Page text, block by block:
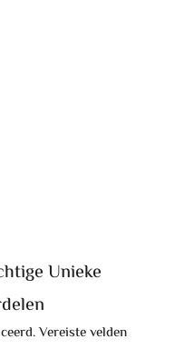
Unieke
Vereiste velden